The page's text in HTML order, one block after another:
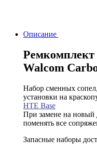
Описание
Ремкомплект
Walcom
Набор сменных
установки на
HTE Base
При замене на новый
поменять все
Запасные наборы